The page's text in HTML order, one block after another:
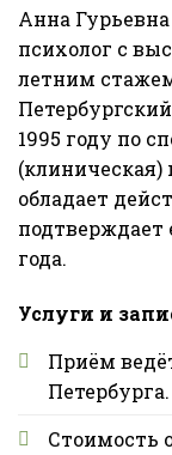
Анна
психолог с
летним
1995 году по
(клиническая)
обладает
подтверждает
года.
Услуги и
Приём
Петербурга.
Стоимость